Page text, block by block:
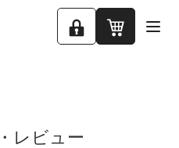
ロ
カ
レビュー